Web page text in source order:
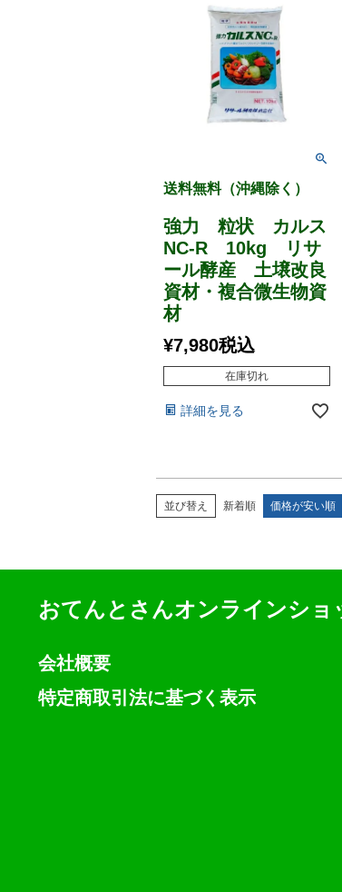
送料無料（沖縄除く）
強力 粒状 カルス
NC-R 10kg リサ
ール酵産 土壌改良
資材・複合微生物資
材
¥7,980税込
在庫切れ
詳細を見る
並び替え 新着順 価格が安い順
おてんとさんオンラインショ
会社概要
特定商取引法に基づく表示